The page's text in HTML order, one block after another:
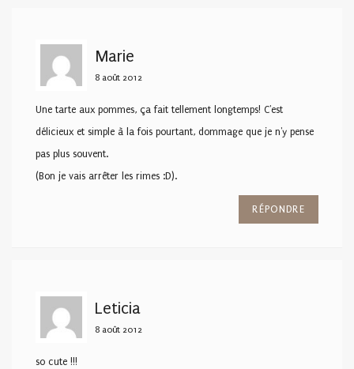
Marie
8 août 2012
Une tarte aux pommes, ça fait tellement longtemps! C'est
délicieux et simple à la fois pourtant, dommage que je n'y pense
pas plus souvent.
(Bon je vais arrêter les rimes :D).
RÉPONDRE
Leticia
8 août 2012
so cute !!!